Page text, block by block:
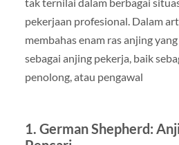
pekerjaan profesional. Dalam
membahas enam ras anjing
sebagai anjing pekerja, baik
penolong, atau pengawal
1. German Shepherd: